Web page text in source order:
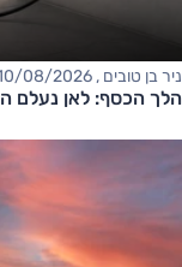
ניר בן טובים , 10/08/2026
הלך הכסף: לאן נעלם